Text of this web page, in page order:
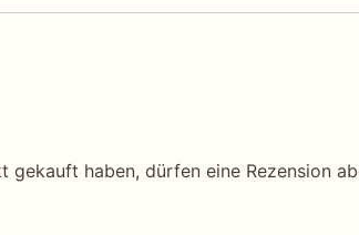
gekauft haben, dürfen eine Rezension